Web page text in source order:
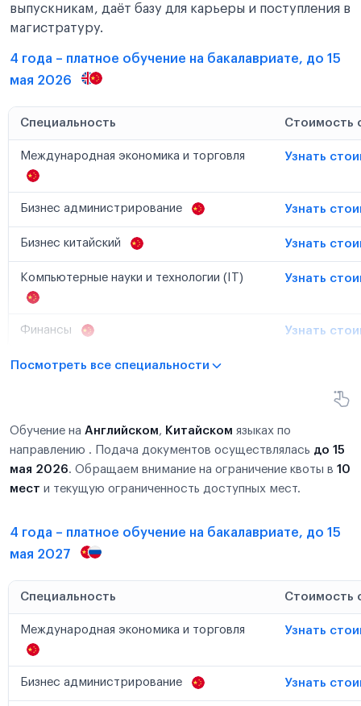
выпускникам, даёт базу для карьеры и поступления в
магистратуру.
4 года – платное обучение на бакалавриате, до 15
мая 2026
Специальность Стоимость
Международная экономика и торговля Узнать
Бизнес администрирование Узнать
Бизнес китайский Узнать
Компьютерные науки и технологии (IT) Узнать
Финансы Узнать
Посмотреть все специальности
Обучение на Английском, Китайском языках по
направлению . Подача документов осуществлялась до 15
мая 2026. Обращаем внимание на ограничение квоты в 10
мест и текущую ограниченность доступных мест.
4 года – платное обучение на бакалавриате, до 15
мая 2027
Специальность Стоимость
Международная экономика и торговля Узнать
Бизнес администрирование Узнать